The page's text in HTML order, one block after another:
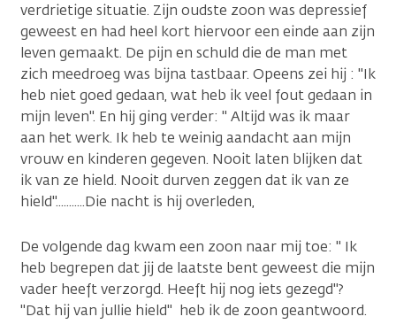
verdrietige situatie. Zijn oudste zoon was depressief
geweest en had heel kort hiervoor een einde aan zijn
leven gemaakt. De pijn en schuld die de man met
zich meedroeg was bijna tastbaar. Opeens zei hij : "Ik
heb niet goed gedaan, wat heb ik veel fout gedaan in
mijn leven". En hij ging verder: " Altijd was ik maar
aan het werk. Ik heb te weinig aandacht aan mijn
vrouw en kinderen gegeven. Nooit laten blijken dat
ik van ze hield. Nooit durven zeggen dat ik van ze
hield"...........Die nacht is hij overleden,
De volgende dag kwam een zoon naar mij toe: " Ik
heb begrepen dat jij de laatste bent geweest die mijn
vader heeft verzorgd. Heeft hij nog iets gezegd"?
"Dat hij van jullie hield" heb ik de zoon geantwoord.